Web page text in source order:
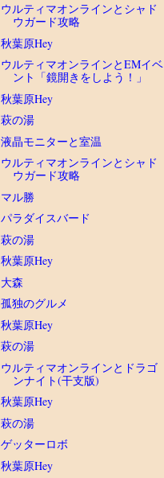
ウルティマオンラインとシャド
ウガード攻略
秋葉原Hey
ウルティマオンラインとEMイベ
ント「鏡開きをしよう！」
秋葉原Hey
萩の湯
液晶モニターと室温
ウルティマオンラインとシャド
ウガード攻略
マル勝
パラダイスバード
萩の湯
秋葉原Hey
大森
孤独のグルメ
秋葉原Hey
萩の湯
ウルティマオンラインとドラゴ
ンナイト(干支版)
秋葉原Hey
萩の湯
ゲッターロボ
秋葉原Hey